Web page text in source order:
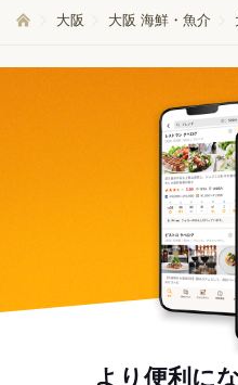
大阪 大阪 海鮮・魚介
より便利に